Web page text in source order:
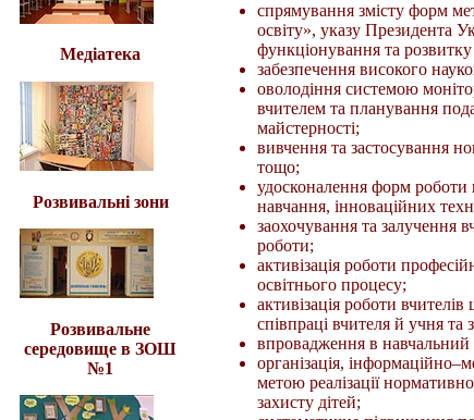
Медіатека
Розвивальні зони
Розвивальне
середовище в ЗОШ
№1
спрямування змісту форм
освіту», указу Президента
функціонування та
забезпечення високого
оволодіння системою
вчителем та планування
майстерності;
вивчення та застосування
тощо;
удосконалення форм роботи
навчання, інноваційних
заохочування та залучення
роботи;
активізація роботи
освітнього процесу;
активізація роботи
співпраці вчителя й учня та
впровадження в навчальний
організація,
метою реалізації
захисту дітей;